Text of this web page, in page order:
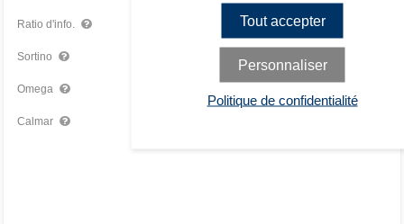
Ratio d'info. -
Sortino
Omega
Calmar
Tout accepter
Personnaliser
Politique de confidentialité